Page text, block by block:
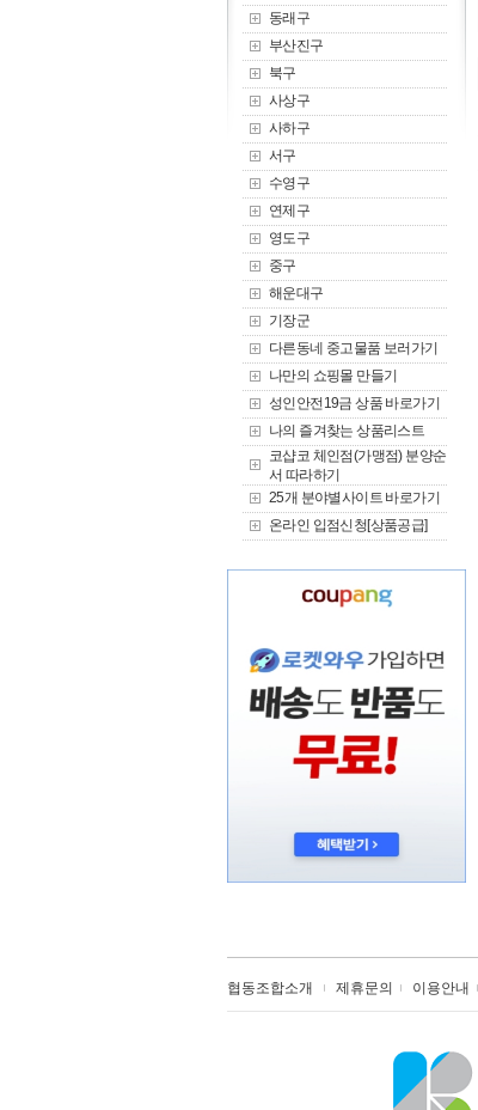
동래구
부산진구
북구
사상구
사하구
서구
수영구
연제구
영도구
중구
해운대구
기장군
다른동네 중고물품 보러가기
나만의 쇼핑몰 만들기
성인안전19금 상품 바로가기
나의 즐겨찾는 상품리스트
코샵코 체인점(가맹점) 분양순
서 따라하기
25개 분야별사이트 바로가기
온라인 입점신청[상품공급]
협동조합소개 제휴문의 이용안내